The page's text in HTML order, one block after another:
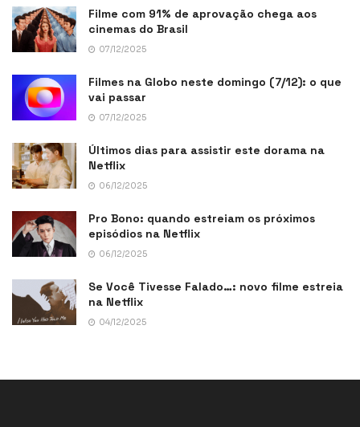
Filme com 91% de aprovação chega aos
cinemas do Brasil
07/12/2025
Filmes na Globo neste domingo (7/12): o que
vai passar
07/12/2025
Últimos dias para assistir este dorama na
Netflix
06/12/2025
Pro Bono: quando estreiam os próximos
episódios na Netflix
06/12/2025
Se Você Tivesse Falado…: novo filme estreia
na Netflix
04/12/2025